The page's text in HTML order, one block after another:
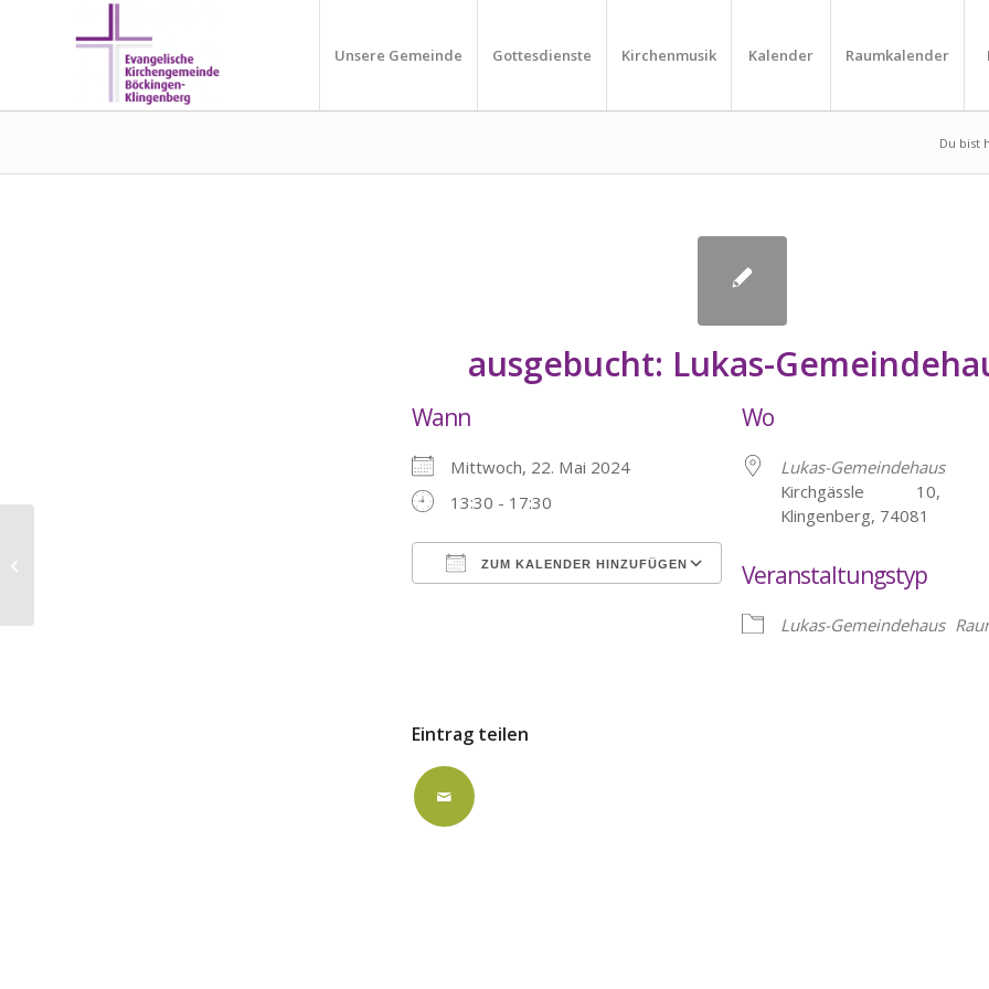
Unsere Gemeinde Gottesdienste Kirchenmusik Kalender Raumkalender
Du bist
ausgebucht: Lukas-
Wann
Mittwoch, 22. Mai 2024
13:30 - 17:30
ZUM KALENDER HINZUFÜGEN
Wo
Lukas-Gemeindehaus
Kirchgässle 10,
Klingenberg, 74081
Veranstaltungstyp
Lukas-Gemeindehaus
Eintrag teilen